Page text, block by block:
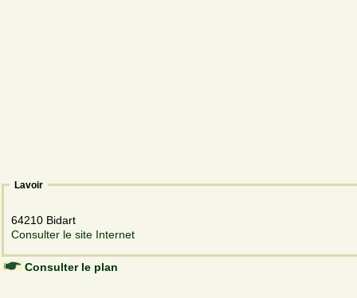
Lavoir
64210 Bidart
Consulter le site Internet
Consulter le plan